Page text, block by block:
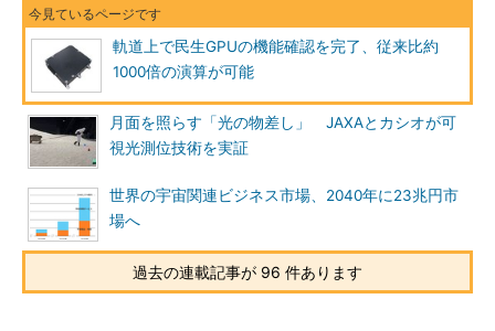
軌道上で民生GPUの機能確認を完了、従来比約
1000倍の演算が可能
月面を照らす「光の物差し」 JAXAとカシオが可
視光測位技術を実証
世界の宇宙関連ビジネス市場、2040年に23兆円市
場へ
過去の連載記事が 96 件あります